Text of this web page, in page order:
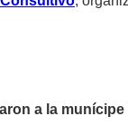
a la munícipe